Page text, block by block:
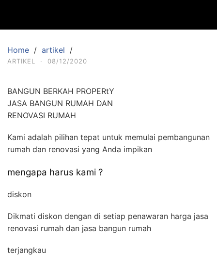
Home artikel
ARTIKEL · 08/12/2020
BANGUN BERKAH PROPERtY
JASA BANGUN RUMAH DAN
RENOVASI RUMAH
Kami adalah pilihan tepat untuk memulai pembangunan
rumah dan renovasi yang Anda impikan
mengapa harus kami ?
diskon
Dikmati diskon dengan di setiap penawaran harga jasa
renovasi rumah dan jasa bangun rumah
terjangkau